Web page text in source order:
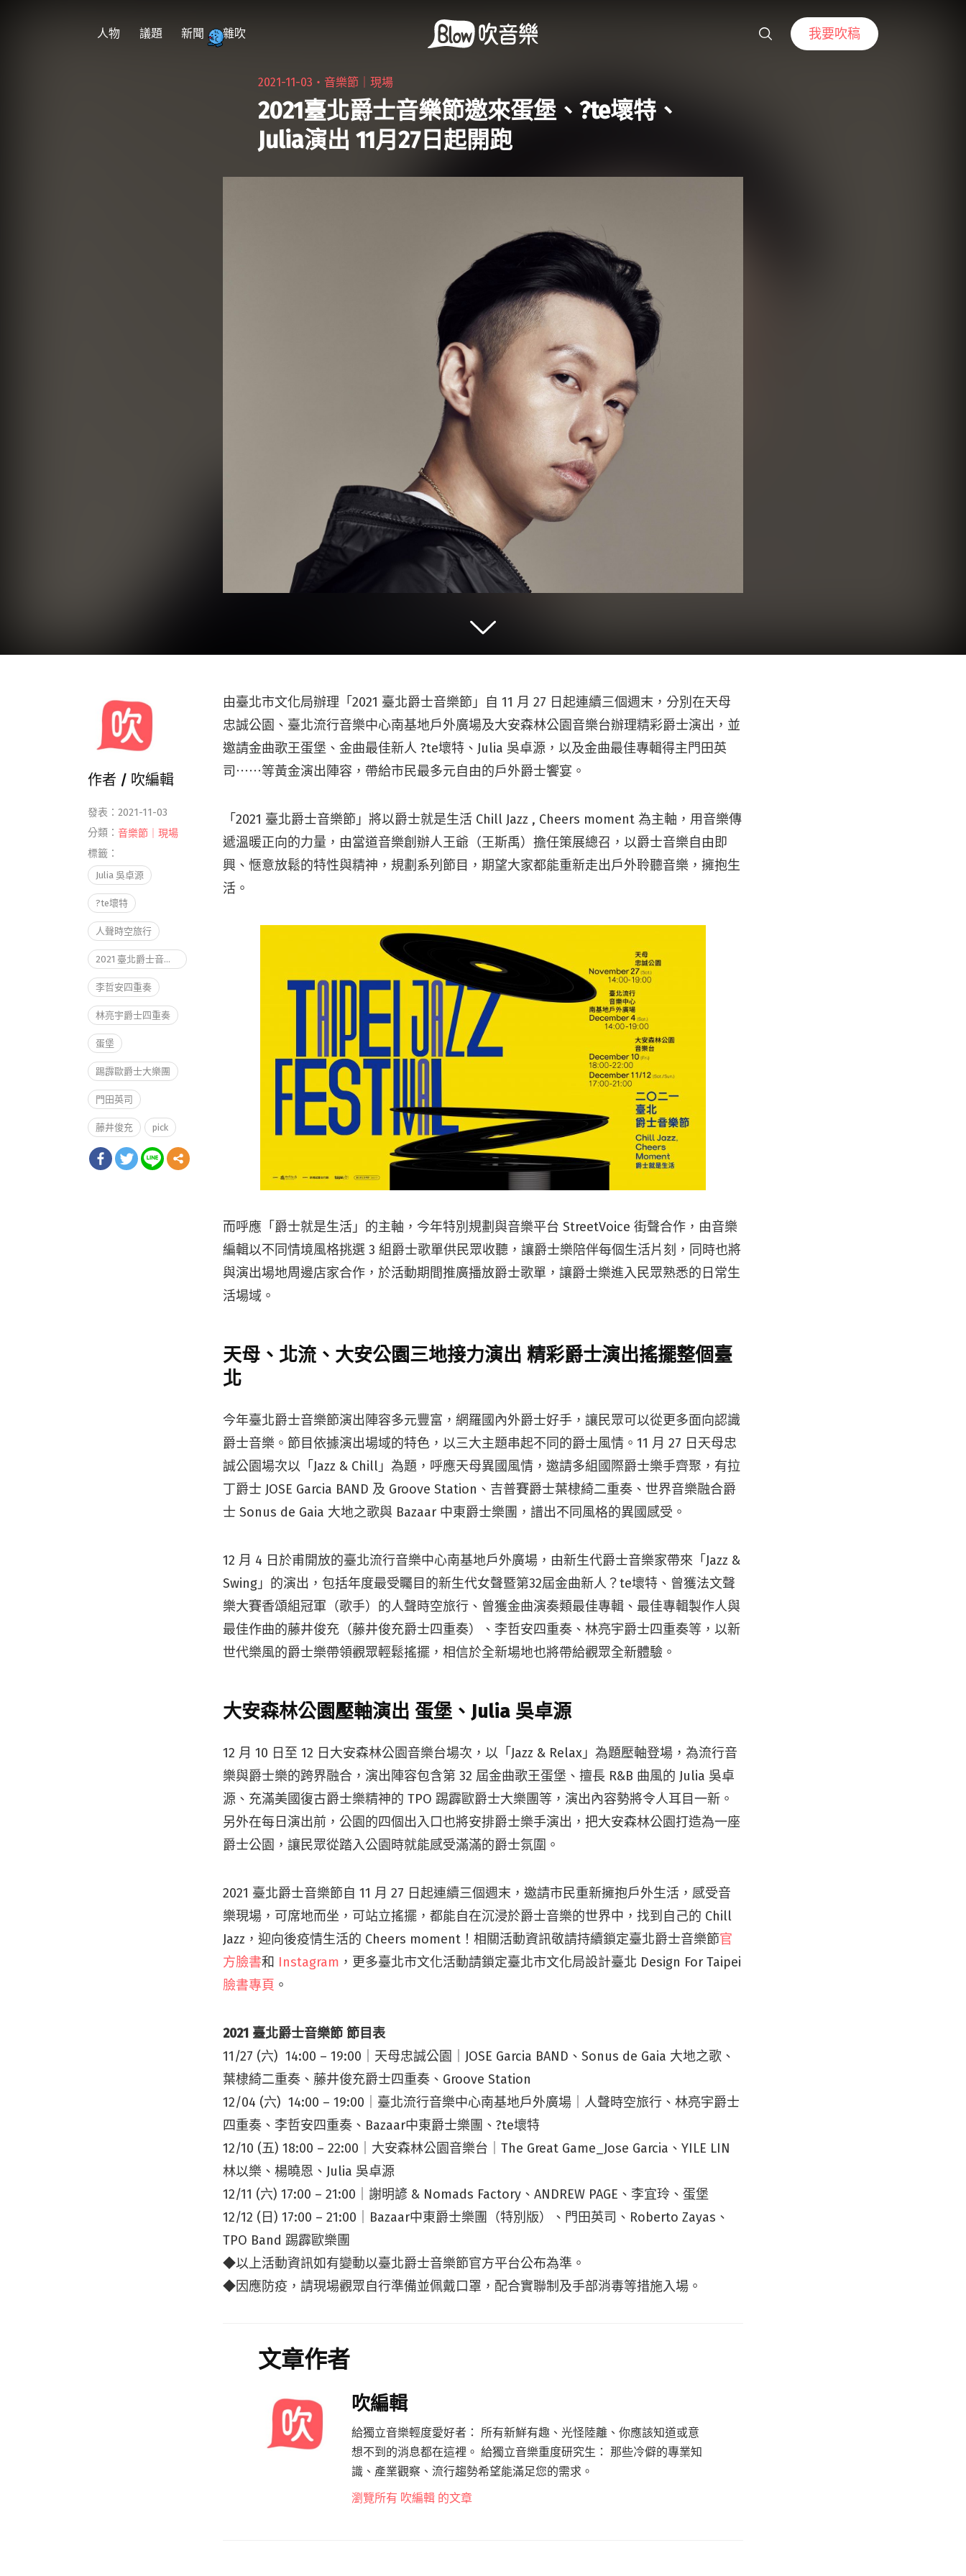
人物 議題 新聞 雜吹 我要吹稿
2021-11-03・ 音樂節｜現場
2021臺北爵士音樂節邀來蛋堡、?te壞特、
Julia演出 11月27日起開跑
由臺北市文化局辦理「2021 臺北爵士音樂節」自 11 月 27 日起連續三個週末，分別在天母
忠誠公園、臺北流行音樂中心南基地戶外廣場及大安森林公園音樂台辦理精彩爵士演出，並
邀請金曲歌王蛋堡、金曲最佳新人 ?te壞特、Julia 吳卓源，以及金曲最佳專輯得主門田英
司⋯⋯等黃金演出陣容，帶給市民最多元自由的戶外爵士饗宴。
「2021 臺北爵士音樂節」將以爵士就是生活 Chill Jazz , Cheers moment 為主軸，用音樂傳
遞溫暖正向的力量，由當道音樂創辦人王爺（王斯禹）擔任策展總召，以爵士音樂自由即
興、愜意放鬆的特性與精神，規劃系列節目，期望大家都能重新走出戶外聆聽音樂，擁抱生
活。
而呼應「爵士就是生活」的主軸，今年特別規劃與音樂平台 StreetVoice 街聲合作，由音樂
編輯以不同情境風格挑選 3 組爵士歌單供民眾收聽，讓爵士樂陪伴每個生活片刻，同時也將
與演出場地周邊店家合作，於活動期間推廣播放爵士歌單，讓爵士樂進入民眾熟悉的日常生
活場域。
天母、北流、大安公園三地接力演出 精彩爵士演出搖擺整個臺
北
今年臺北爵士音樂節演出陣容多元豐富，網羅國內外爵士好手，讓民眾可以從更多面向認識
爵士音樂。節目依據演出場域的特色，以三大主題串起不同的爵士風情。11 月 27 日天母忠
誠公園場次以「Jazz & Chill」為題，呼應天母異國風情，邀請多組國際爵士樂手齊聚，有拉
丁爵士 JOSE Garcia BAND 及 Groove Station、吉普賽爵士葉棣綺二重奏、世界音樂融合爵
士 Sonus de Gaia 大地之歌與 Bazaar 中東爵士樂團，譜出不同風格的異國感受。
12 月 4 日於甫開放的臺北流行音樂中心南基地戶外廣場，由新生代爵士音樂家帶來「Jazz &
Swing」的演出，包括年度最受矚目的新生代女聲暨第32屆金曲新人？te壞特、曾獲法文聲
樂大賽香頌組冠軍（歌手）的人聲時空旅行、曾獲金曲演奏類最佳專輯、最佳專輯製作人與
最佳作曲的藤井俊充（藤井俊充爵士四重奏）、李哲安四重奏、林亮宇爵士四重奏等，以新
世代樂風的爵士樂帶領觀眾輕鬆搖擺，相信於全新場地也將帶給觀眾全新體驗。
大安森林公園壓軸演出 蛋堡、Julia 吳卓源
12 月 10 日至 12 日大安森林公園音樂台場次，以「Jazz & Relax」為題壓軸登場，為流行音
樂與爵士樂的跨界融合，演出陣容包含第 32 屆金曲歌王蛋堡、擅長 R&B 曲風的 Julia 吳卓
源、充滿美國復古爵士樂精神的 TPO 踢霹歐爵士大樂團等，演出內容勢將令人耳目一新。
另外在每日演出前，公園的四個出入口也將安排爵士樂手演出，把大安森林公園打造為一座
爵士公園，讓民眾從踏入公園時就能感受滿滿的爵士氛圍。
2021 臺北爵士音樂節自 11 月 27 日起連續三個週末，邀請市民重新擁抱戶外生活，感受音
樂現場，可席地而坐，可站立搖擺，都能自在沉浸於爵士音樂的世界中，找到自己的 Chill
Jazz，迎向後疫情生活的 Cheers moment！相關活動資訊敬請持續鎖定臺北爵士音樂節官
方臉書和 Instagram ，更多臺北市文化活動請鎖定臺北市文化局設計臺北 Design For Taipei
臉書專頁 。
2021 臺北爵士音樂節 節目表
11/27 (六) 14:00 – 19:00｜天母忠誠公園｜JOSE Garcia BAND、Sonus de Gaia 大地之歌、
葉棣綺二重奏、藤井俊充爵士四重奏、Groove Station
12/04 (六) 14:00 – 19:00｜臺北流行音樂中心南基地戶外廣場｜人聲時空旅行、林亮宇爵士
四重奏、李哲安四重奏、Bazaar中東爵士樂團、?te壞特
12/10 (五) 18:00 – 22:00｜大安森林公園音樂台｜The Great Game_Jose Garcia、YILE LIN
林以樂、楊曉恩、Julia 吳卓源
12/11 (六) 17:00 – 21:00｜謝明諺 & Nomads Factory、ANDREW PAGE、李宜玲、蛋堡
12/12 (日) 17:00 – 21:00｜Bazaar中東爵士樂團（特別版）、門田英司、Roberto Zayas、
TPO Band 踢霹歐樂團
◆以上活動資訊如有變動以臺北爵士音樂節官方平台公布為準。
◆因應防疫，請現場觀眾自行準備並佩戴口罩，配合實聯制及手部消毒等措施入場。
文章作者
吹編輯
給獨立音樂輕度愛好者： 所有新鮮有趣、光怪陸離、你應該知道或意
想不到的消息都在這裡。 給獨立音樂重度研究生： 那些冷僻的專業知
識、產業觀察、流行趨勢希望能滿足您的需求。
瀏覽所有 吹編輯 的文章
作者 / 吹編輯
發表：2021-11-03
分類： 音樂節｜現場
標籤：
Julia 吳卓源
?te壞特
人聲時空旅行
2021 臺北爵士音樂節
李哲安四重奏
林亮宇爵士四重奏
蛋堡
踢霹歐爵士大樂團
門田英司
藤井俊充 pick